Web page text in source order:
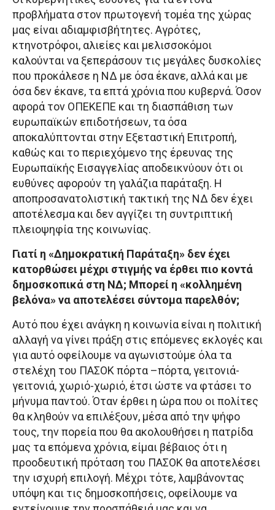
προβλήματα στον πρωτογενή τομέα της χώρας
μας είναι αδιαμφισβήτητες. Αγρότες,
κτηνοτρόφοι, αλιείες και μελισσοκόμοι
καλούνται να ξεπεράσουν τις μεγάλες δυσκολίες
που προκάλεσε η ΝΔ με όσα έκανε, αλλά και με
όσα δεν έκανε, τα επτά χρόνια που κυβερνά. Όσον
αφορά τον ΟΠΕΚΕΠΕ και τη διασπάθιση των
ευρωπαϊκών επιδοτήσεων, τα όσα
αποκαλύπτονται στην Εξεταστική Επιτροπή,
καθώς και το περιεχόμενο της έρευνας της
Ευρωπαϊκής Εισαγγελίας αποδεικνύουν ότι οι
ευθύνες αφορούν τη γαλάζια παράταξη. Η
αποπροσανατολιστική τακτική της ΝΔ δεν έχει
αποτέλεσμα και δεν αγγίζει τη συντριπτική
πλειοψηφία της κοινωνίας.
Γιατί η «Δημοκρατική Παράταξη» δεν έχει
κατορθώσει μέχρι στιγμής να έρθει πιο κοντά
δημοσκοπικά στη ΝΔ; Μπορεί η «κολλημένη
βελόνα» να αποτελέσει σύντομα παρελθόν;
Αυτό που έχει ανάγκη η κοινωνία είναι η πολιτική
αλλαγή να γίνει πράξη στις επόμενες εκλογές και
για αυτό οφείλουμε να αγωνιστούμε όλα τα
στελέχη του ΠΑΣΟΚ πόρτα –πόρτα, γειτονιά-
γειτονιά, χωριό-χωριό, έτσι ώστε να φτάσει το
μήνυμα παντού. Όταν έρθει η ώρα που οι πολίτες
θα κληθούν να επιλέξουν, μέσα από την ψήφο
τους, την πορεία που θα ακολουθήσει η πατρίδα
μας τα επόμενα χρόνια, είμαι βέβαιος ότι η
προοδευτική πρόταση του ΠΑΣΟΚ θα αποτελέσει
την ισχυρή επιλογή. Μέχρι τότε, λαμβάνοντας
υπόψη και τις δημοσκοπήσεις, οφείλουμε να